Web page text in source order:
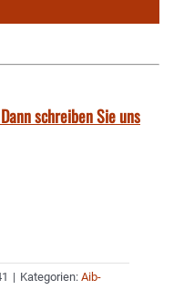
schreiben Sie uns
| Kategorien: Aib-